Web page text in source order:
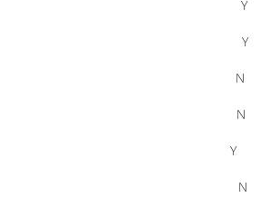
Y
Y
N
N
Y
N